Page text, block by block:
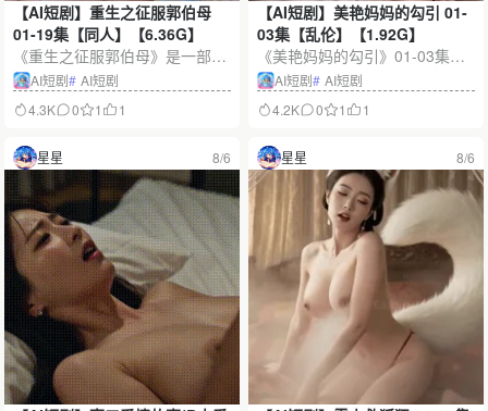
【AI短剧】重生之征服郭伯母
01-19集【同人】【6.36G】
《重生之征服郭伯母》是一部重
生逆袭题材AI同人短剧，收录01
-19集完整内容，约6.36G。作品
聚焦主角重启人生后的布局与成
长，以及与郭伯母之间不断变化
的信任、冲突和情感博弈，融合
悬疑线索、人物反转与连续剧
情，适合喜欢AI短剧、同人创作
和重生题材的观众。
AI短剧# AI短剧
4.3K
0 1 1
【AI短剧】美艳妈妈的勾引 01-
03集【乱伦】【1.92G】
《美艳妈妈的勾引》01-03集是
一部围绕家庭禁忌、情感诱惑与
关系失控展开的AI拟真短剧。三
集剧情层层递进，以细腻表情、
暧昧氛围和悬念式叙事呈现复杂
人物关系，资源容量约1.92G。
AI短剧# AI短剧
4.2K
0 1 1
星星 8/6 星星 8/6